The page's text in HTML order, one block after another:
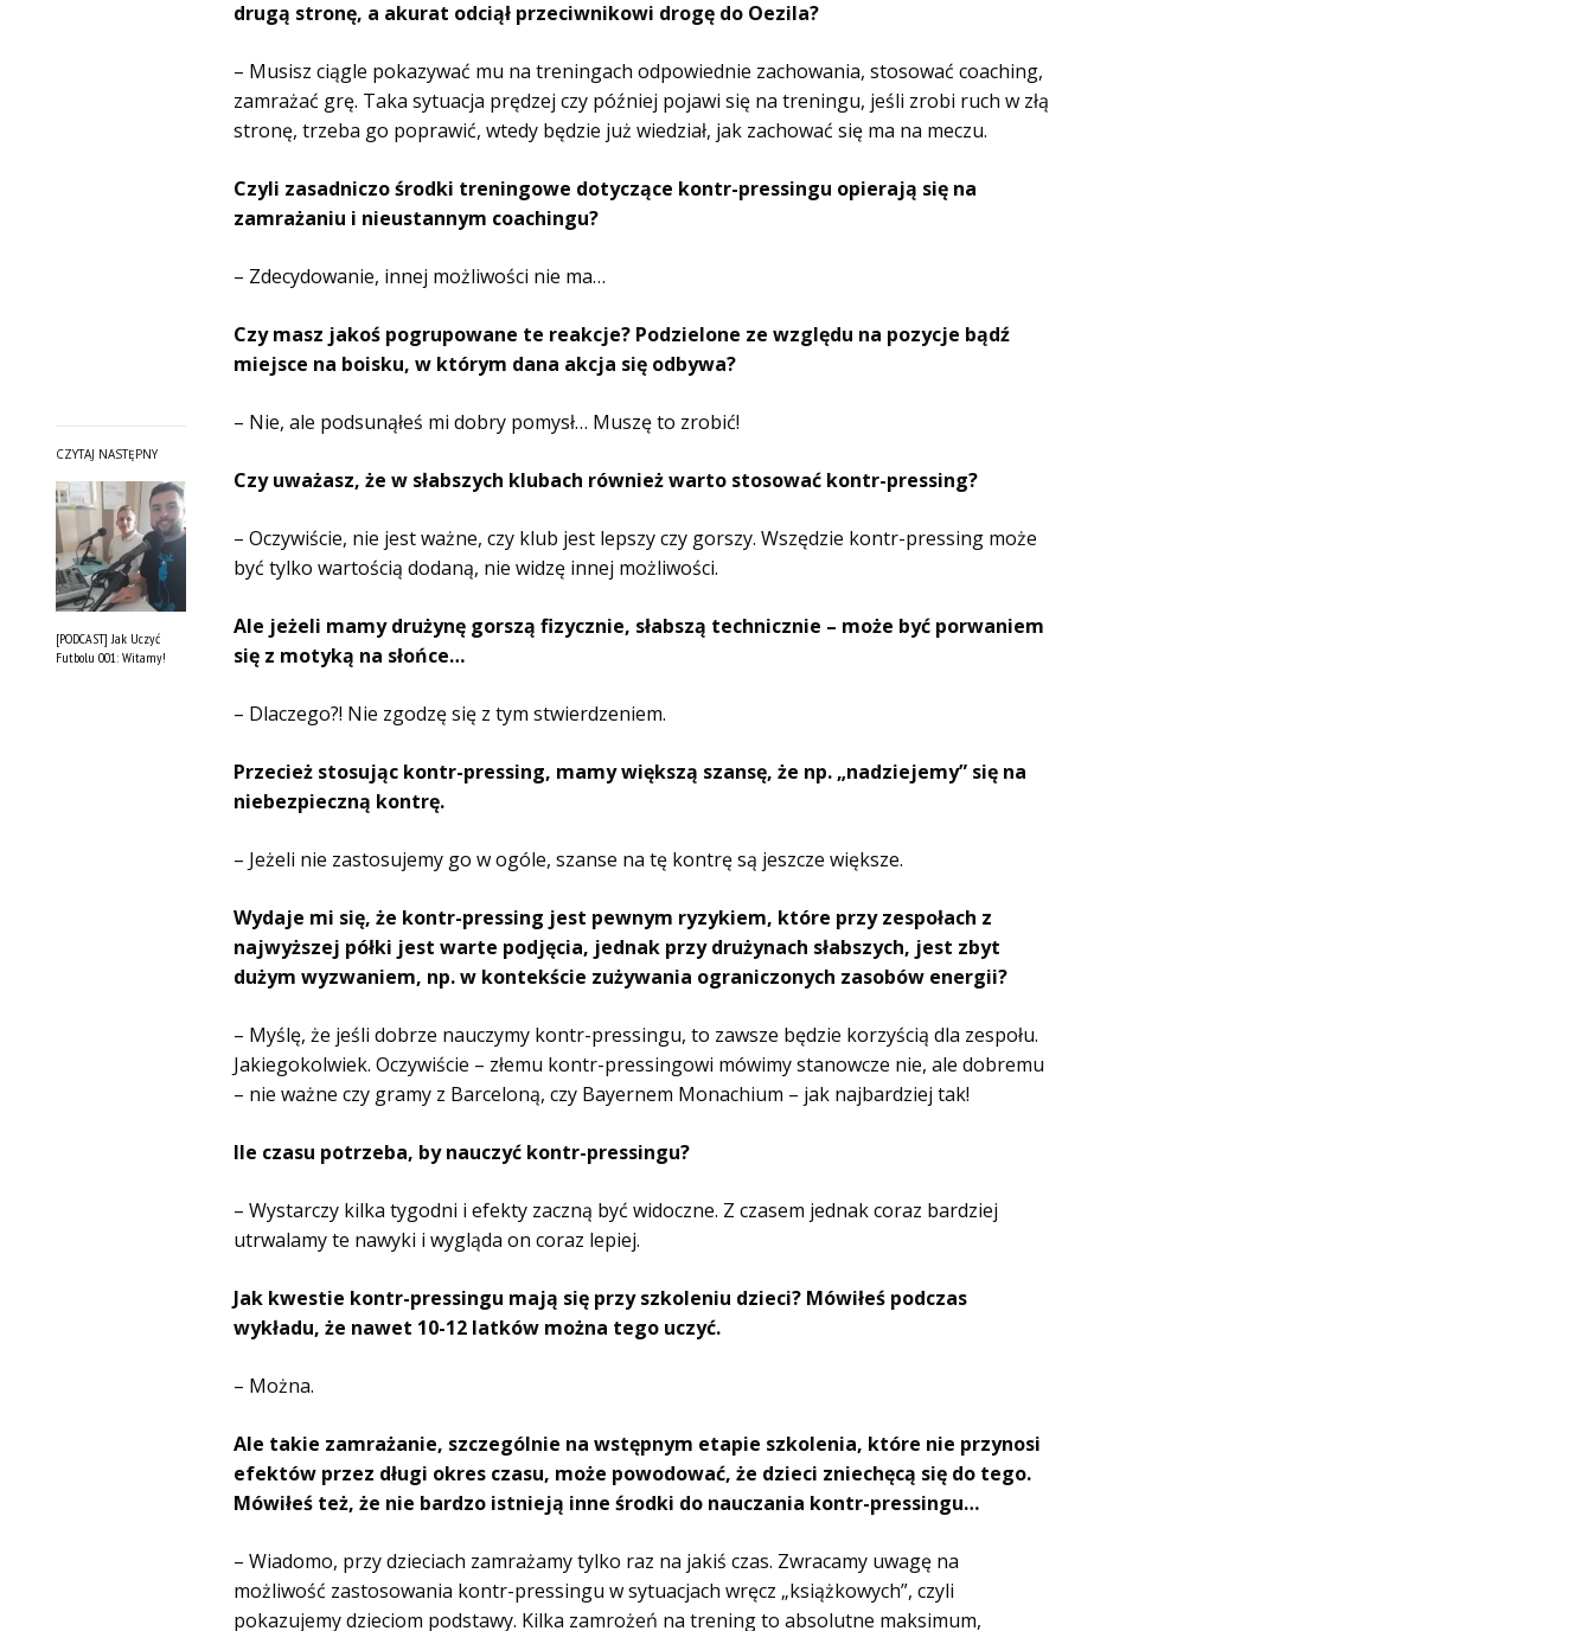
CZYTAJ NASTĘPNY
[PODCAST] Jak Uczyć
Futbolu 001: Witamy!
drugą stronę, a akurat odciął przeciwnikowi drogę do Oezila?
– Musisz ciągle pokazywać mu na treningach odpowiednie zachowania, stosować coaching,
zamrażać grę. Taka sytuacja prędzej czy później pojawi się na treningu, jeśli zrobi ruch w złą
stronę, trzeba go poprawić, wtedy będzie już wiedział, jak zachować się ma na meczu.
Czyli zasadniczo środki treningowe dotyczące kontr-pressingu opierają się na
zamrażaniu i nieustannym coachingu?
– Zdecydowanie, innej możliwości nie ma…
Czy masz jakoś pogrupowane te reakcje? Podzielone ze względu na pozycje bądź
miejsce na boisku, w którym dana akcja się odbywa?
– Nie, ale podsunąłeś mi dobry pomysł… Muszę to zrobić!
Czy uważasz, że w słabszych klubach również warto stosować kontr-pressing?
– Oczywiście, nie jest ważne, czy klub jest lepszy czy gorszy. Wszędzie kontr-pressing może
być tylko wartością dodaną, nie widzę innej możliwości.
Ale jeżeli mamy drużynę gorszą fizycznie, słabszą technicznie – może być porwaniem
się z motyką na słońce…
– Dlaczego?! Nie zgodzę się z tym stwierdzeniem.
Przecież stosując kontr-pressing, mamy większą szansę, że np. „nadziejemy” się na
niebezpieczną kontrę.
– Jeżeli nie zastosujemy go w ogóle, szanse na tę kontrę są jeszcze większe.
Wydaje mi się, że kontr-pressing jest pewnym ryzykiem, które przy zespołach z
najwyższej półki jest warte podjęcia, jednak przy drużynach słabszych, jest zbyt
dużym wyzwaniem, np. w kontekście zużywania ograniczonych zasobów energii?
– Myślę, że jeśli dobrze nauczymy kontr-pressingu, to zawsze będzie korzyścią dla zespołu.
Jakiegokolwiek. Oczywiście – złemu kontr-pressingowi mówimy stanowcze nie, ale dobremu
– nie ważne czy gramy z Barceloną, czy Bayernem Monachium – jak najbardziej tak!
Ile czasu potrzeba, by nauczyć kontr-pressingu?
– Wystarczy kilka tygodni i efekty zaczną być widoczne. Z czasem jednak coraz bardziej
utrwalamy te nawyki i wygląda on coraz lepiej.
Jak kwestie kontr-pressingu mają się przy szkoleniu dzieci? Mówiłeś podczas
wykładu, że nawet 10-12 latków można tego uczyć.
– Można.
Ale takie zamrażanie, szczególnie na wstępnym etapie szkolenia, które nie przynosi
efektów przez długi okres czasu, może powodować, że dzieci zniechęcą się do tego.
Mówiłeś też, że nie bardzo istnieją inne środki do nauczania kontr-pressingu…
– Wiadomo, przy dzieciach zamrażamy tylko raz na jakiś czas. Zwracamy uwagę na
możliwość zastosowania kontr-pressingu w sytuacjach wręcz „książkowych”, czyli
pokazujemy dzieciom podstawy. Kilka zamrożeń na trening to absolutne maksimum,